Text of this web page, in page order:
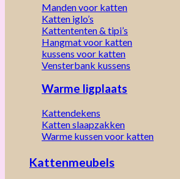
Manden voor katten
Katten iglo’s
Kattententen & tipi’s
Hangmat voor katten
kussens voor katten
Vensterbank kussens
Warme ligplaats
Kattendekens
Katten slaapzakken
Warme kussen voor katten
Kattenmeubels